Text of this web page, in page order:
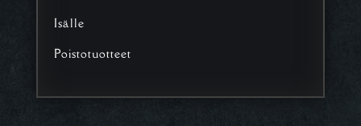
Isälle
Poistotuotteet